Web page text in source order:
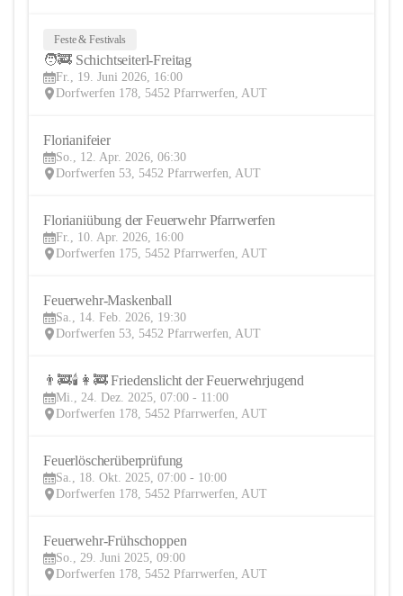
Feste & Festivals
🧑‍🚒 Schichtseiterl-Freitag
Fr., 19. Juni 2026, 16:00
Dorfwerfen 178, 5452 Pfarrwerfen, AUT
Florianifeier
So., 12. Apr. 2026, 06:30
Dorfwerfen 53, 5452 Pfarrwerfen, AUT
Florianiübung der Feuerwehr Pfarrwerfen
Fr., 10. Apr. 2026, 16:00
Dorfwerfen 175, 5452 Pfarrwerfen, AUT
Feuerwehr-Maskenball
Sa., 14. Feb. 2026, 19:30
Dorfwerfen 53, 5452 Pfarrwerfen, AUT
👨‍🚒🕯️👩‍🚒 Friedenslicht der Feuerwehrjugend
Mi., 24. Dez. 2025, 07:00 - 11:00
Dorfwerfen 178, 5452 Pfarrwerfen, AUT
Feuerlöscherüberprüfung
Sa., 18. Okt. 2025, 07:00 - 10:00
Dorfwerfen 178, 5452 Pfarrwerfen, AUT
Feuerwehr-Frühschoppen
So., 29. Juni 2025, 09:00
Dorfwerfen 178, 5452 Pfarrwerfen, AUT